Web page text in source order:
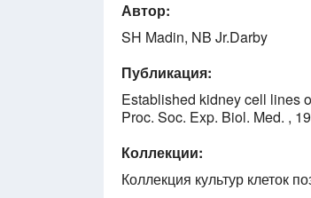
Автор:
SH Madin, NB Jr.Darby
Публикация:
Established kidney cell lines
Proc. Soc. Exp. Biol. Med. ,
Коллекции:
Коллекция культур клеток